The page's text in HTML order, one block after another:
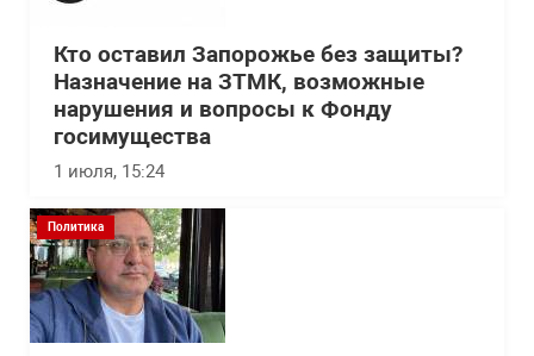
Кто оставил Запорожье без защиты?
Назначение на ЗТМК, возможные
нарушения и вопросы к Фонду
госимущества
1 июля, 15:24
Политика